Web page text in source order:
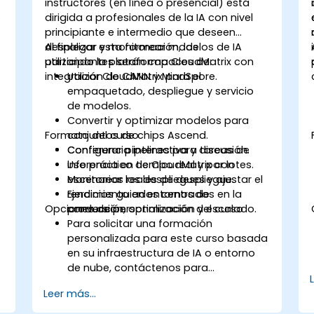
coalescencia, el almacenamiento en
caché, la precarga y el perfilado.
dirigida a profesionales de la IA con nivel
principiante e intermedio que deseen
desplegar y monitorear modelos de IA
utilizando la plataforma CloudMatrix con
integración de CANN y MindSpore.
Al finalizar esta formación, los
participantes serán capaces de:
Utilizar CloudMatrix para el
empaquetado, despliegue y servicio
de modelos.
Convertir y optimizar modelos para
conjuntos de chips Ascend.
Configurar pipelines para tareas de
inferencia en tiempo real y por lotes.
Monitorear los despliegues y ajustar el
rendimiento en entornos de
producción.
Formato del curso
Conferencia interactiva y discusión.
Uso práctico de CloudMatrix con
escenarios reales de despliegue.
Ejercicios guiados centrados en la
conversión, optimización y escalado.
Opciones de personalización del curso
Para solicitar una formación
personalizada para este curso basada
en su infraestructura de IA o entorno
de nube, contáctenos para
Leer más...